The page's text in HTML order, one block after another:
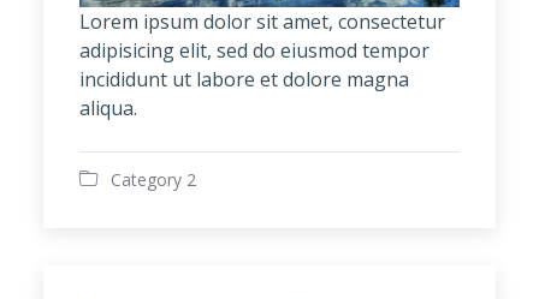
Lorem ipsum dolor sit amet, consectetur
adipisicing elit, sed do eiusmod tempor
incididunt ut labore et dolore magna
aliqua.
Category 2